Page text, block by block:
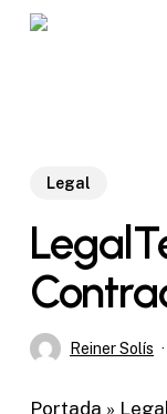
Skip
Legal
Reiner Solís
Portada »